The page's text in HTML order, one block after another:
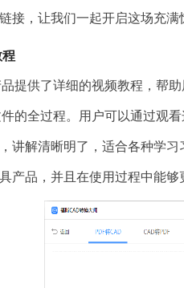
接，让我们一起开启这场充满
提供了详细的视频教程，帮
的全过程。用户可以通过观
讲解清晰明了，适合各种学
产品，并且在使用过程中能够